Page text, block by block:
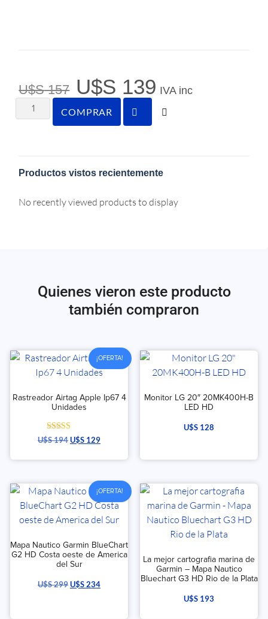
U$S157 U$S 139 IVA inc
COMPRAR
Productos vistos recientemente
No recently viewed products to display
Quienes vieron este producto
también compraron
¡OFERTA!
Rastreador Airtag Apple Ip67 4
Unidades
Valorado con
5.00
U$S194U$S 129
Monitor LG 20″ 20MK400H-B
LED HD
U$S 128
¡OFERTA!
Mapa Nautico Garmin BlueChart
G2 HD Costa oeste de America
del Sur
U$S299U$S234
La mejor cartografia marina de
Garmin – Mapa Nautico
Bluechart G3 HD Rio de la Plata
U$S 193